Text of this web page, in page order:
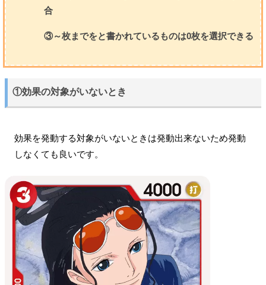
合
③～枚までをと書かれているものは0枚を選択できる
①効果の対象がいないとき
効果を発動する対象がいないときは発動出来ないため発動
しなくても良いです。